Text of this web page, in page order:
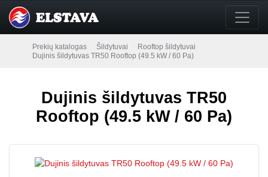
Prekių katalogas Šildytuvai
Rooftop šildytuvai
Dujinis šildytuvas TR50 Rooftop (49.5 kW / 60 Pa)
Dujinis šildytuvas TR50
Rooftop (49.5 kW / 60 Pa)